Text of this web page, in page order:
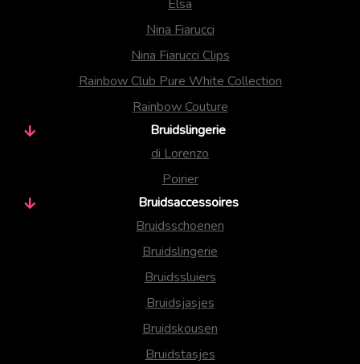
Elsa
Nina Fiarucci
Nina Fiarucci Clips
Rainbow Club Pure White Collection
Rainbow Couture
Bruidslingerie
di Lorenzo
Poirier
Bruidsaccessoires
Bruidsschoenen
Bruidslingerie
Bruidssluiers
Bruidsjasjes
Bruidskousen
Bruidstasjes